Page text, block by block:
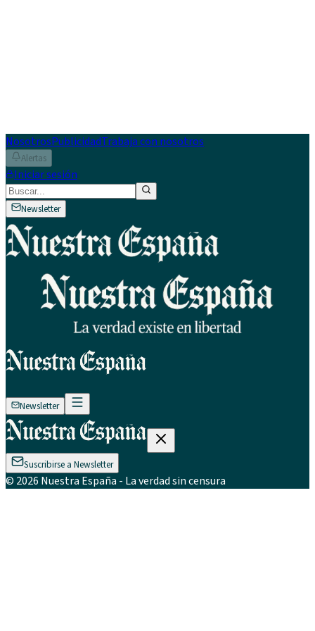
NosotrosPublicidadTrabaja con nosotros
Alertas
Iniciar sesión
Newsletter
Newsletter
Suscribirse a Newsletter
© 2026 Nuestra España - La verdad sin censura